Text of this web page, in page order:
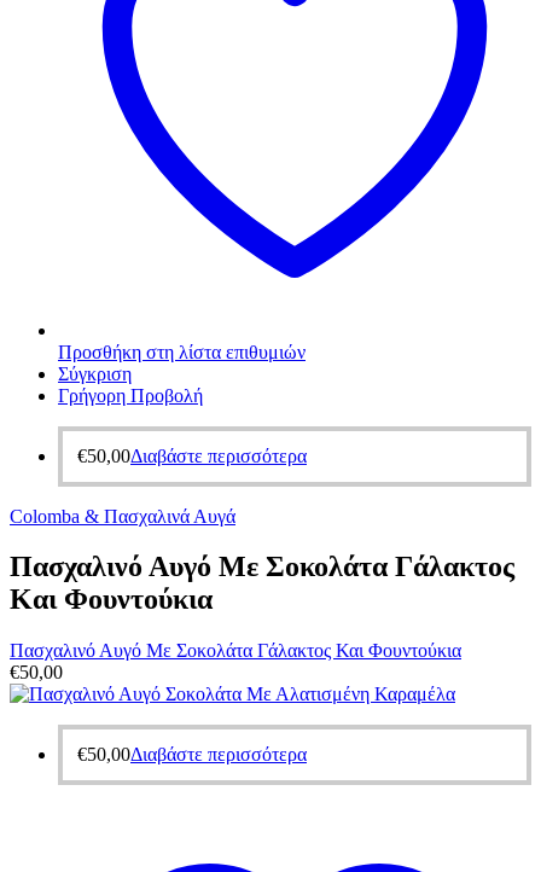
Προσθήκη στη λίστα επιθυμιών
Σύγκριση
Γρήγορη Προβολή
€50,00Διαβάστε περισσότερα
Colomba & Πασχαλινά Αυγά
Πασχαλινό Αυγό Με Σοκολάτα Γάλακτος
Και Φουντούκια
Πασχαλινό Αυγό Με Σοκολάτα Γάλακτος Και Φουντούκια
€50,00
€50,00Διαβάστε περισσότερα